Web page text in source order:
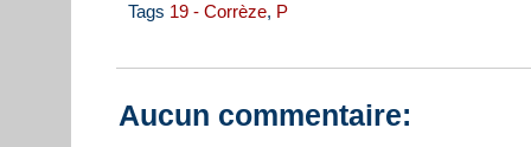
Tags 19 - Corrèze, P
Aucun commentaire: